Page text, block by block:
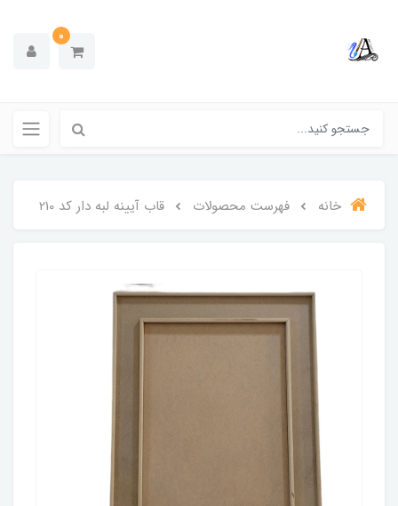
0
خانه فهرست محصولات قاب آیینه لبه دار کد 210